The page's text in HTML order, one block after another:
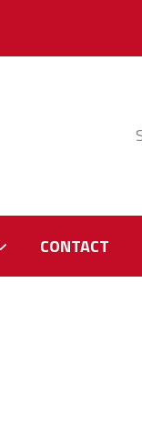
CONTACT